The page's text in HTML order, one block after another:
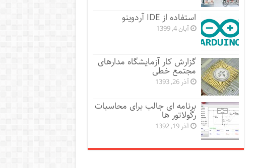
استفاده از IDE آردوینو
آبان 4, 1399
گزارش کار آزمایشگاه مدارهای
مجتمع خطی
آذر 26, 1393
برنامه ای جالب برای محاسبات
رگولاتور ها
آذر 19, 1392